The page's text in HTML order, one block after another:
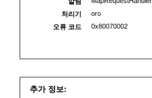
처리기
oro
오류 코드
0x80070002
추가 정보: